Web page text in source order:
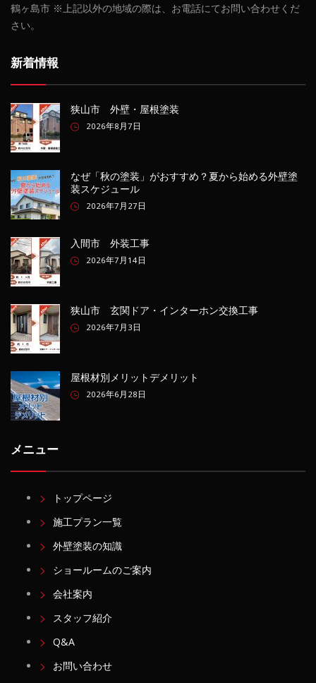
鶴ヶ島市 ※上記以外の地域の際は、お電話にてお問い合わせくだ
さい。
新着情報
狭山市 外壁・屋根塗装
2026年8月7日
なぜ「秋の塗装」がおすすめ？夏から始める外壁塗
装スケジュール
2026年7月27日
入間市 外装工事
2026年7月14日
狭山市 玄関ドア・インターホン交換工事
2026年7月3日
屋根材別メリットデメリット
2026年6月28日
メニュー
トップページ
施工プラン一覧
外壁塗装の知識
ショールームのご案内
会社案内
スタッフ紹介
Q&A
お問い合わせ